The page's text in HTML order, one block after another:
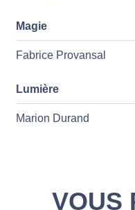
Magie
Fabrice Provansal
Lumière
Marion Durand
VOUS